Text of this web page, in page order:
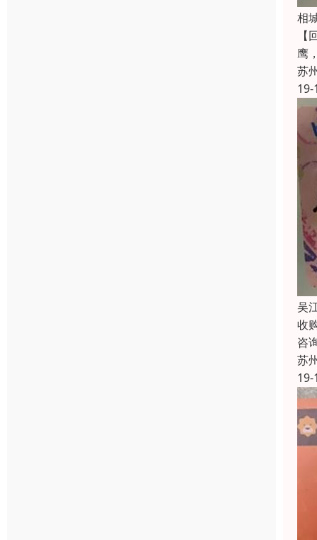
相
鹰
苏
19-
吴
收
咨
苏
19-